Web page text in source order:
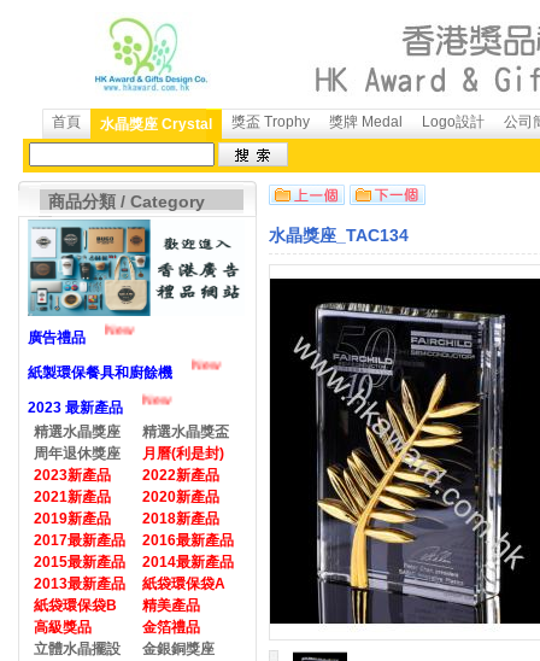
首頁 水晶獎座 Crystal 獎盃 Trophy 獎牌 Medal Logo設計 公司
商品分類 / Category
廣告禮品 New
紙製環保餐具和廚餘機 New
2023 最新產品
New
精選水晶獎座
精選水晶獎盃
周年退休獎座
月曆(利是封)
2023新產品
2022新產品
2021新產品
2020新產品
2019新產品
2018新產品
2017最新產品
2016最新產品
2015最新產品
2014最新產品
2013最新產品
紙袋環保袋A
紙袋環保袋B
精美產品
高級獎品
金箔禮品
立體水晶擺設
金銀銅獎座
水晶獎座_TAC134